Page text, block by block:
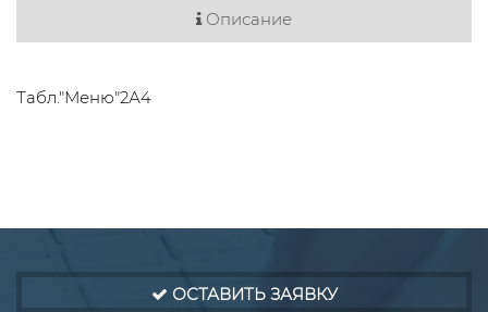
Описание
Табл."Меню"2А4
ОСТАВИТЬ ЗАЯВКУ